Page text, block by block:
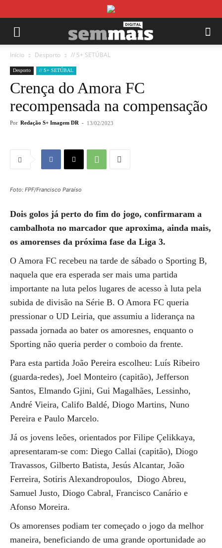
Início Desporto // S+ SETÚBAL
Desporto // S+ SETÚBAL
Crença do Amora FC
recompensada na compensação
Por Redação S+ Imagem DR - 13/02/2023
Foto: FPF/Francisco Paraíso
Dois golos já perto do fim do jogo, confirmaram a
cambalhota no marcador que aproxima, ainda mais,
os amorenses da próxima fase da Liga 3.
O Amora FC recebeu na tarde de sábado o Sporting B,
naquela que era esperada ser mais uma partida
importante na luta pelos lugares de acesso à luta pela
subida de divisão na Série B. O Amora FC queria
pressionar o UD Leiria, que assumiu a liderança na
passada jornada ao bater os amoresnes, enquanto o
Sporting não queria perder o comboio da frente.
Para esta partida João Pereira escolheu: Luís Ribeiro
(guarda-redes), Joel Monteiro (capitão), Jefferson
Santos, Elmando Gjini, Gui Magalhães, Lessinho,
André Vieira, Califo Baldé, Diogo Martins, Nuno
Pereira e Paulo Marcelo.
Já os jovens leões, orientados por Filipe Çelikkaya,
apresentaram-se com: Diego Callai (capitão), Diogo
Travassos, Gilberto Batista, Jesús Alcantar, João
Ferreira, Sotiris Alexandropoulos, Diogo Abreu,
Samuel Justo, Diogo Cabral, Francisco Canário e
Afonso Moreira.
Os amorenses podiam ter começado o jogo da melhor
maneira, beneficiando de uma grande oportunidade ao